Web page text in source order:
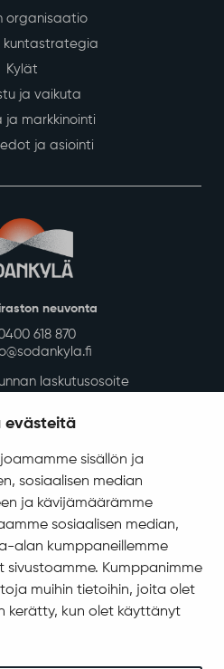
evästeitä
sisällön ja
sosiaalisen median
ja kävijämäärämme
sosiaalisen median,
alan kumppaneillemme
Kumppanimme
muihin tietoihin, joita olet
kerätty, kun olet käyttänyt
organisaatio
kuntastrategia
Kylät
ja vaikuta
ja markkinointi
ja asiointi
neuvonta
618 870
laskutusosoite
hallinta
99601 Sodankylä
yhteystiedot
intranet